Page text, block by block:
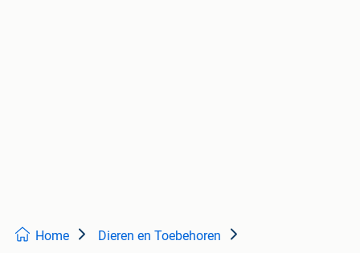
Home Dieren en Toebehoren